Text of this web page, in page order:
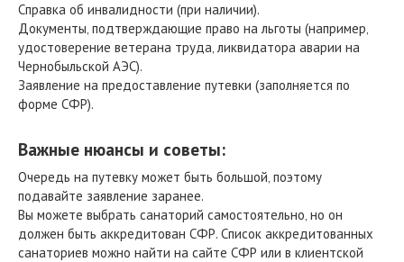
Справка об инвалидности (при наличии).
Документы‚ подтверждающие право на льготы (например‚
удостоверение ветерана труда‚ ликвидатора аварии на
Чернобыльской АЭС).
Заявление на предоставление путевки (заполняется по
форме СФР).
Важные нюансы и советы:
Очередь на путевку может быть большой‚ поэтому
подавайте заявление заранее.
Вы можете выбрать санаторий самостоятельно‚ но он
должен быть аккредитован СФР. Список аккредитованных
санаториев можно найти на сайте СФР или в клиентской